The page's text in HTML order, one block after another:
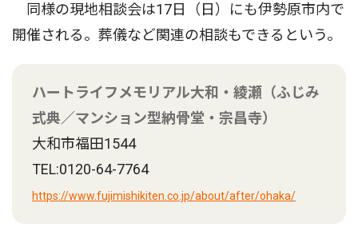
同様の現地相談会は17日（日）にも伊勢原市内で
開催される。葬儀など関連の相談もできるという。
ハートライフメモリアル大和・綾瀬（ふじみ
式典／マンション型納骨堂・宗昌寺）
大和市福田1544
TEL:0120-64-7764
https://www.fujimishikiten.co.jp/about/after/ohaka/